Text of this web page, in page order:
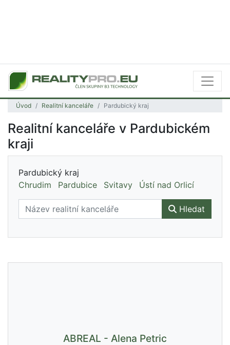
Úvod Realitní kanceláře Pardubický kraj
Realitní kanceláře v Pardubickém
kraji
Pardubický kraj
Chrudim
Pardubice Svitavy Ústí nad Orlicí
Hledat
ABREAL - Alena Petric